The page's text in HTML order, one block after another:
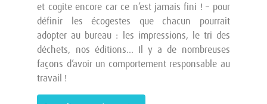
et cogite encore car ce n’est jamais fini ! – pour
définir les écogestes que chacun pourrait
adopter au bureau : les impressions, le tri des
déchets, nos éditions… Il y a de nombreuses
façons d’avoir un comportement responsable au
travail !